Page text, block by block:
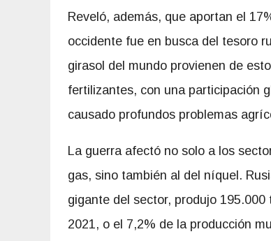
Reveló, además, que aportan el
occidente fue en busca del tesoro
girasol del mundo provienen de
fertilizantes, con una participación
causado profundos problemas
La guerra afectó no solo a los
gas, sino también al del níquel.
gigante del sector, produjo
2021, o el 7,2% de la producción